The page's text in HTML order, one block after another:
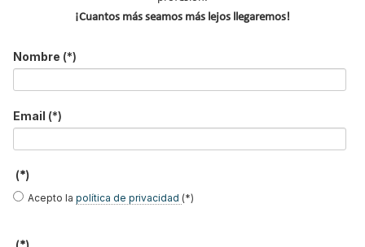
año y es la solución ideal para apartamentos, hoteles, hospitales,
despachos o cualquier otro local ya que sus modelos se adaptan
Leer más ...
Catálogo 2015 de Systemair con
novedades en equipos de aire
acondicionado y ventilación
¡Cuantos más seamos más lejos llegaremos!
Nombre (*)
Email (*)
(*)
Acepto la política de privacidad (*)